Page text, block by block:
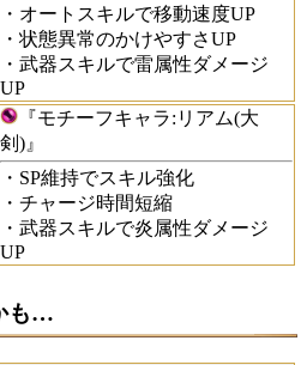
・オートスキルで移動速度UP
・状態異常のかけやすさUP
・武器スキルで雷属性ダメージ
UP
『モチーフキャラ:リアム(大
剣)』
・SP維持でスキル強化
・チャージ時間短縮
・武器スキルで炎属性ダメージ
UP
も…